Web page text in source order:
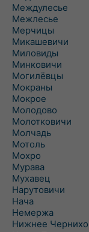
Междулесье
Межлесье
Мерчицы
Микашевичи
Миловиды
Минковичи
Могилёвцы
Мокраны
Мокрое
Молодово
Молотковичи
Молчадь
Мотоль
Мохро
Мурава
Мухавец
Нарутовичи
Нача
Немержа
Нижнее